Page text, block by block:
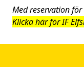
Med reservation
Klicka här för IF